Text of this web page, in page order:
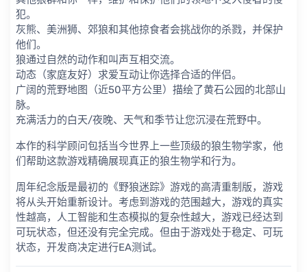
犯。
灰熊、美洲狮、郊狼和其他掠食者会挑战你的杀戮，并保护
他们。
狼通过自然的动作和叫声互相交流。
动态（家庭友好）求爱互动让你选择合适的伴侣。
广阔的荒野地图（近50平方公里）描绘了黄石公园的北部山
脉。
充满活力的白天/夜晚、天气和季节让您沉浸在荒野中。
本作的科学顾问包括当今世界上一些顶级的狼生物学家，他
们帮助这款游戏精确展现真正的狼生物学和行为。
周年纪念版是最初的《野狼迷踪》游戏的高清重制版，游戏
将从头开始重新设计。考虑到游戏的范围越大，游戏的真实
性越高，人工智能和生态模拟的复杂性越大，游戏已经达到
可玩状态，但还没有完全完成。但由于游戏处于稳定、可玩
状态，开发商决定进行EA测试。